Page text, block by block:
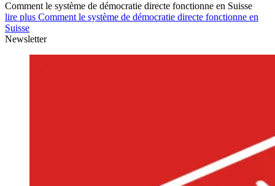
Comment le système de démocratie directe fonctionne en Suisse
lire plus Comment le système de démocratie directe fonctionne en
Suisse
Newsletter